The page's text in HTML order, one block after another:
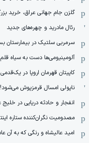
گلزن جام جهانی عراق، خرید
رئال مادرید و چهره‌های جدید
سرمربی سلتیک در بیمارستان
آلومینیومی‌ها دست به سیاه
کاپیتان قهرمان اروپا در
ناپولی امسال قرمزپوش می‌شود!
انفجار و حادثه دریایی در
مصدومیت نگران‌کننده ستاره
امید عالیشاه و رنگی که به آن